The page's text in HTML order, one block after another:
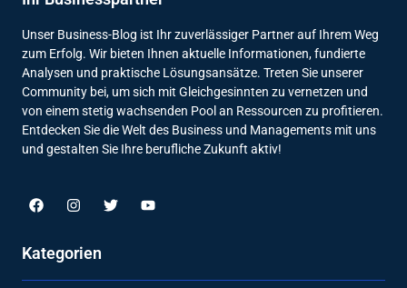
Unser Business-Blog ist Ihr zuverlässiger Partner auf Ihrem Weg
zum Erfolg. Wir bieten Ihnen aktuelle Informationen, fundierte
Analysen und praktische Lösungsansätze. Treten Sie unserer
Community bei, um sich mit Gleichgesinnten zu vernetzen und
von einem stetig wachsenden Pool an Ressourcen zu profitieren.
Entdecken Sie die Welt des Business und Managements mit uns
und gestalten Sie Ihre berufliche Zukunft aktiv!
Kategorien